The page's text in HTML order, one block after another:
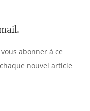
abonner à ce
nouvel article